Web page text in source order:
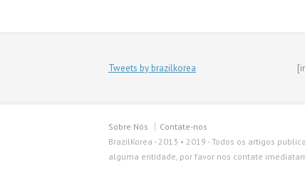
Tweets by brazilkorea
Sobre Nós
Contate-nos
BrazilKorea - 2013 • 2019 - Todos os artigos
alguma entidade, por favor nos contate